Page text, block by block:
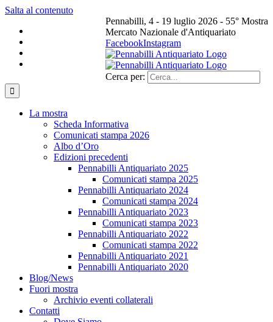
Salta al contenuto
Pennabilli, 4 - 19 luglio 2026 - 55° Mostra
Mercato Nazionale d'Antiquariato
FacebookInstagram
Cerca per:
La mostra
Scheda Informativa
Comunicati stampa 2026
Albo d’Oro
Edizioni precedenti
Pennabilli Antiquariato 2025
Comunicati stampa 2025
Pennabilli Antiquariato 2024
Comunicati stampa 2024
Pennabilli Antiquariato 2023
Comunicati stampa 2023
Pennabilli Antiquariato 2022
Comunicati stampa 2022
Pennabilli Antiquariato 2021
Pennabilli Antiquariato 2020
Blog/News
Fuori mostra
Archivio eventi collaterali
Contatti